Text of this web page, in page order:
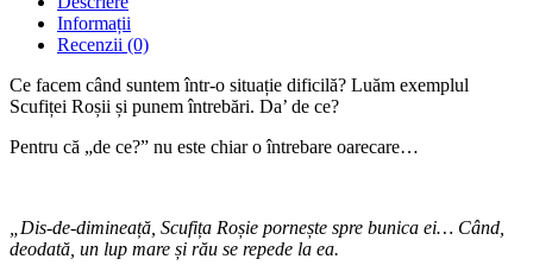
Informații
Recenzii (0)
Ce facem când suntem într-o situație dificilă? Luăm exemplul
Scufiței Roșii și punem întrebări. Da’ de ce?
Pentru că „de ce?” nu este chiar o întrebare oarecare…
„Dis-de-dimineață, Scufița Roșie pornește spre bunica ei… Când,
deodată, un lup mare și rău se repede la ea.